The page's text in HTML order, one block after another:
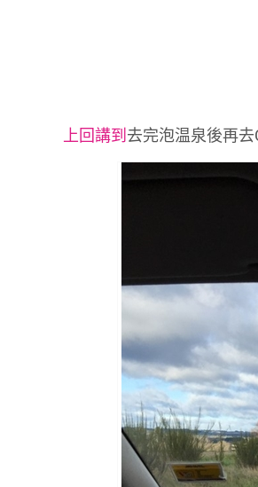
上回講到 去完泡温泉後再